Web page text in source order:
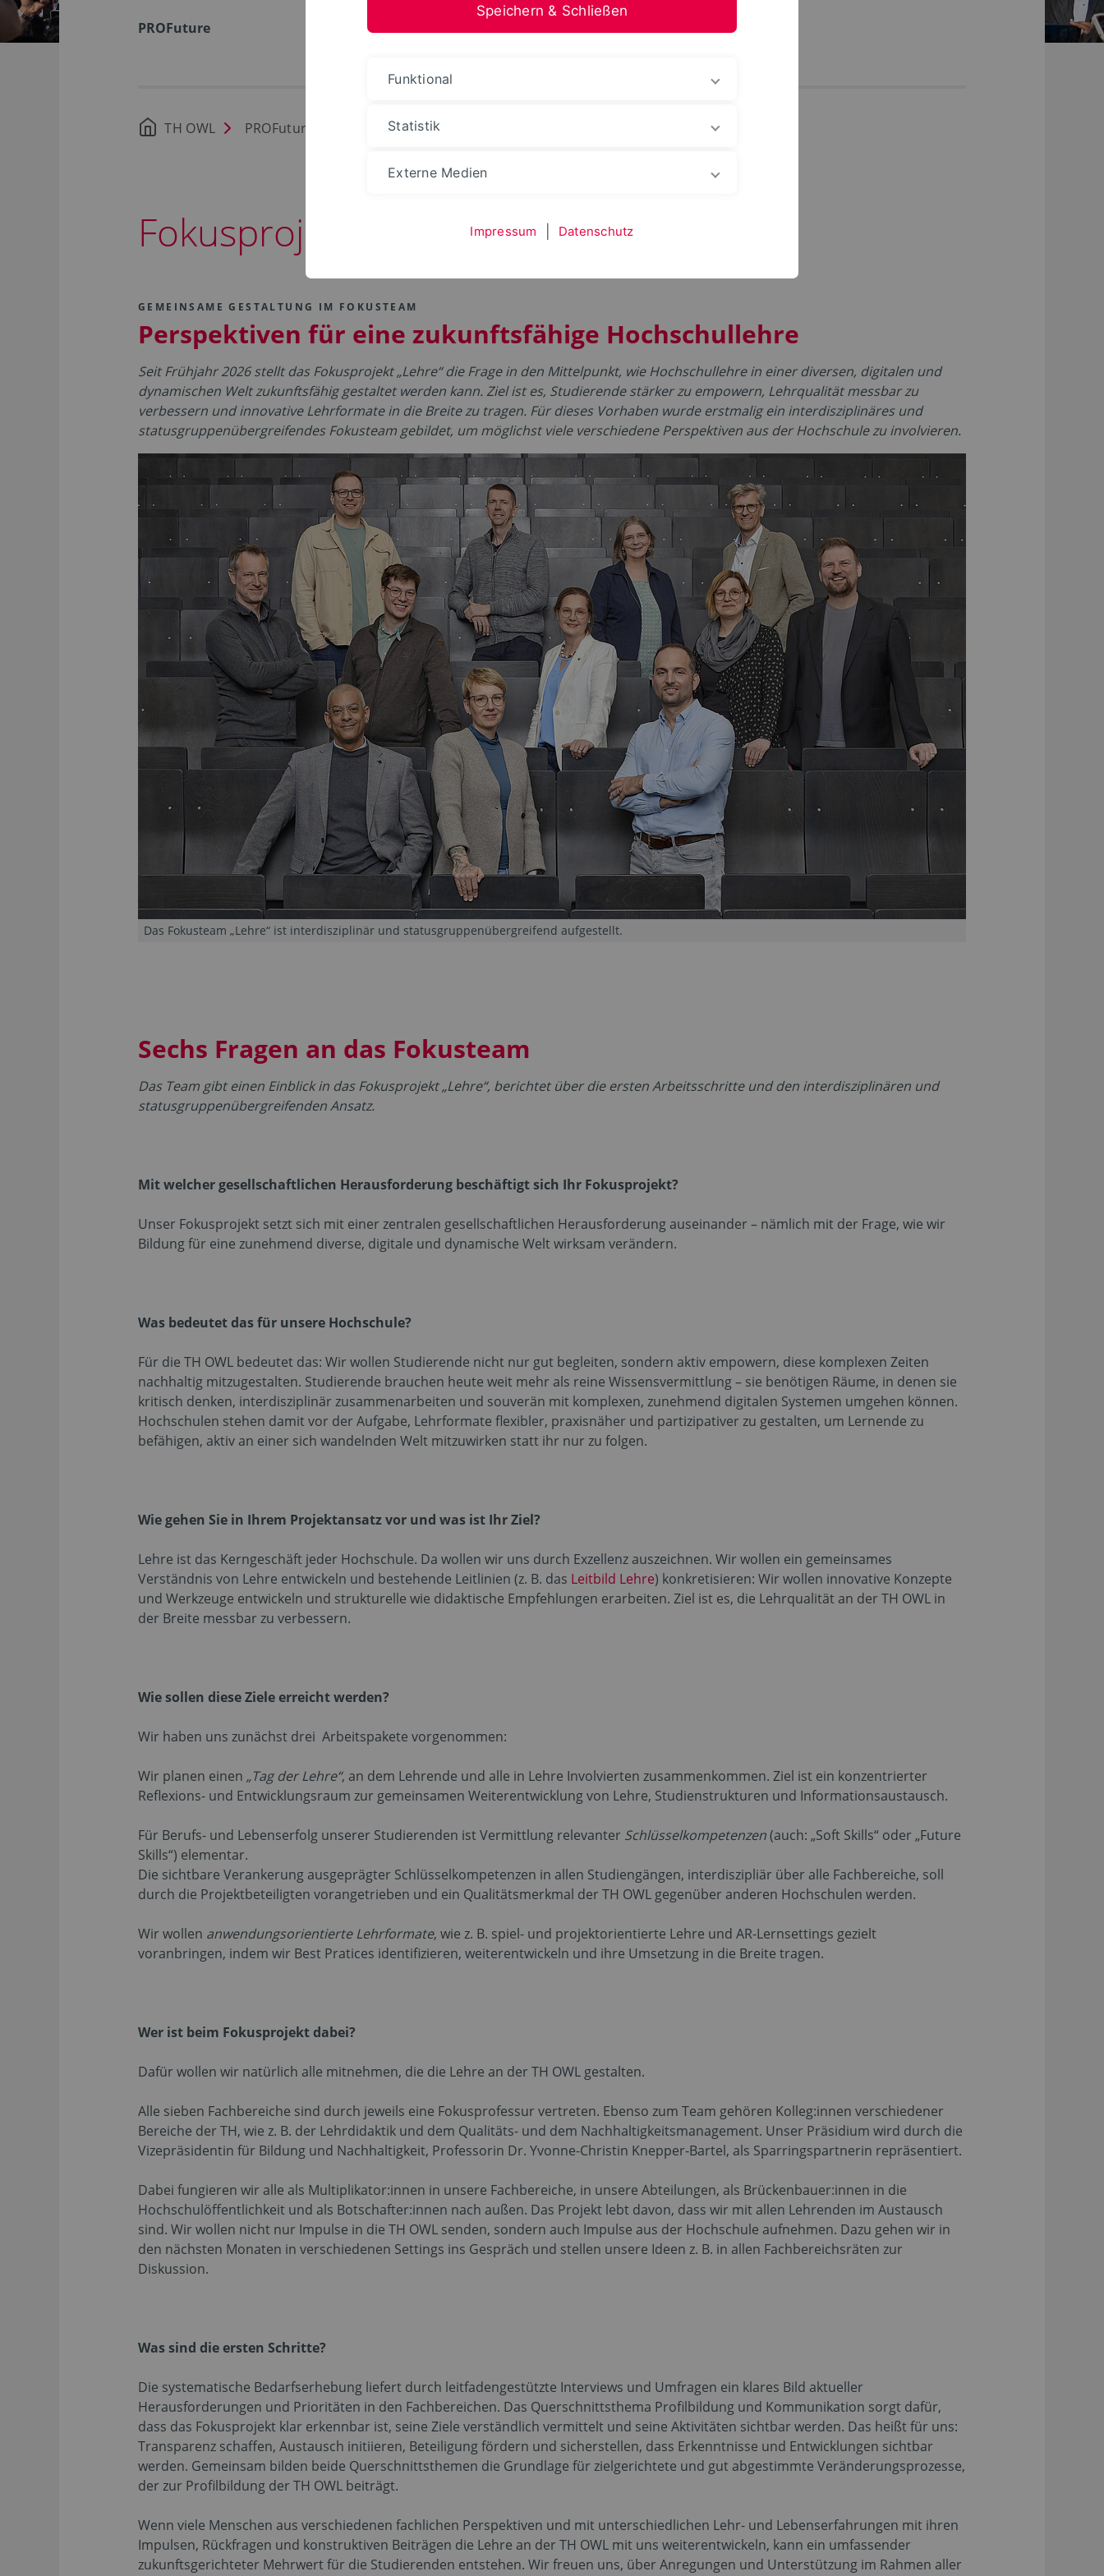
PROFuture
TH OWL PROFuture Zukunftsthemen
Fokusprojekt „Lehre“
GEMEINSAME GESTALTUNG IM FOKUSTEAM
Perspektiven für eine zukunftsfähige Hochschullehre
Seit Frühjahr 2026 stellt das Fokusprojekt „Lehre“ die Frage in den Mittelpunkt, wie Hochschullehre in einer diversen, digitalen und
dynamischen Welt zukunftsfähig gestaltet werden kann. Ziel ist es, Studierende stärker zu empowern, Lehrqualität messbar zu
verbessern und innovative Lehrformate in die Breite zu tragen. Für dieses Vorhaben wurde erstmalig ein interdisziplinäres und
statusgruppenübergreifendes Fokusteam gebildet, um möglichst viele verschiedene Perspektiven aus der Hochschule zu involvieren.
Das Fokusteam „Lehre“ ist interdisziplinär und statusgruppenübergreifend aufgestellt.
Sechs Fragen an das Fokusteam
Das Team gibt einen Einblick in das Fokusprojekt „Lehre“, berichtet über die ersten Arbeitsschritte und den interdisziplinären und
statusgruppenübergreifenden Ansatz.
Mit welcher gesellschaftlichen Herausforderung beschäftigt sich Ihr Fokusprojekt?
Unser Fokusprojekt setzt sich mit einer zentralen gesellschaftlichen Herausforderung auseinander – nämlich mit der Frage, wie wir
Bildung für eine zunehmend diverse, digitale und dynamische Welt wirksam verändern.
Was bedeutet das für unsere Hochschule?
Für die TH OWL bedeutet das: Wir wollen Studierende nicht nur gut begleiten, sondern aktiv empowern, diese komplexen Zeiten
nachhaltig mitzugestalten. Studierende brauchen heute weit mehr als reine Wissensvermittlung – sie benötigen Räume, in denen sie
kritisch denken, interdisziplinär zusammenarbeiten und souverän mit komplexen, zunehmend digitalen Systemen umgehen können.
Hochschulen stehen damit vor der Aufgabe, Lehrformate flexibler, praxisnäher und partizipativer zu gestalten, um Lernende zu
befähigen, aktiv an einer sich wandelnden Welt mitzuwirken statt ihr nur zu folgen.
Wie gehen Sie in Ihrem Projektansatz vor und was ist Ihr Ziel?
Lehre ist das Kerngeschäft jeder Hochschule. Da wollen wir uns durch Exzellenz auszeichnen. Wir wollen ein gemeinsames
Verständnis von Lehre entwickeln und bestehende Leitlinien (z. B. das Leitbild Lehre) konkretisieren: Wir wollen innovative Konzepte
und Werkzeuge entwickeln und strukturelle wie didaktische Empfehlungen erarbeiten. Ziel ist es, die Lehrqualität an der TH OWL in
der Breite messbar zu verbessern.
Wie sollen diese Ziele erreicht werden?
Wir haben uns zunächst drei Arbeitspakete vorgenommen:
Wir planen einen „Tag der Lehre“, an dem Lehrende und alle in Lehre Involvierten zusammenkommen. Ziel ist ein konzentrierter
Reflexions- und Entwicklungsraum zur gemeinsamen Weiterentwicklung von Lehre, Studienstrukturen und Informationsaustausch.
Für Berufs- und Lebenserfolg unserer Studierenden ist Vermittlung relevanter Schlüsselkompetenzen(auch: „Soft Skills“ oder „Future
Skills“) elementar.
Die sichtbare Verankerung ausgeprägter Schlüsselkompetenzen in allen Studiengängen, interdiszipliär über alle Fachbereiche, soll
durch die Projektbeteiligten vorangetrieben und ein Qualitätsmerkmal der TH OWL gegenüber anderen Hochschulen werden.
Wir wollen anwendungsorientierte Lehrformate, wie z. B. spiel- und projektorientierte Lehre und AR-Lernsettings gezielt
voranbringen, indem wir Best Pratices identifizieren, weiterentwickeln und ihre Umsetzung in die Breite tragen.
Wer ist beim Fokusprojekt dabei?
Dafür wollen wir natürlich alle mitnehmen, die die Lehre an der TH OWL gestalten.
Alle sieben Fachbereiche sind durch jeweils eine Fokusprofessur vertreten. Ebenso zum Team gehören Kolleg:innen verschiedener
Bereiche der TH, wie z. B. der Lehrdidaktik und dem Qualitäts- und dem Nachhaltigkeitsmanagement. Unser Präsidium wird durch die
Vizepräsidentin für Bildung und Nachhaltigkeit, Professorin Dr. Yvonne-Christin Knepper-Bartel, als Sparringspartnerin repräsentiert.
Dabei fungieren wir alle als Multiplikator:innen in unsere Fachbereiche, in unsere Abteilungen, als Brückenbauer:innen in die
Hochschulöffentlichkeit und als Botschafter:innen nach außen. Das Projekt lebt davon, dass wir mit allen Lehrenden im Austausch
sind. Wir wollen nicht nur Impulse in die TH OWL senden, sondern auch Impulse aus der Hochschule aufnehmen. Dazu gehen wir in
den nächsten Monaten in verschiedenen Settings ins Gespräch und stellen unsere Ideen z. B. in allen Fachbereichsräten zur
Diskussion.
Was sind die ersten Schritte?
Die systematische Bedarfserhebung liefert durch leitfadengestützte Interviews und Umfragen ein klares Bild aktueller
Herausforderungen und Prioritäten in den Fachbereichen. Das Querschnittsthema Profilbildung und Kommunikation sorgt dafür,
dass das Fokusprojekt klar erkennbar ist, seine Ziele verständlich vermittelt und seine Aktivitäten sichtbar werden. Das heißt für uns:
Transparenz schaffen, Austausch initiieren, Beteiligung fördern und sicherstellen, dass Erkenntnisse und Entwicklungen sichtbar
werden. Gemeinsam bilden beide Querschnittsthemen die Grundlage für zielgerichtete und gut abgestimmte Veränderungsprozesse,
der zur Profilbildung der TH OWL beiträgt.
Wenn viele Menschen aus verschiedenen fachlichen Perspektiven und mit unterschiedlichen Lehr- und Lebenserfahrungen mit ihren
Impulsen, Rückfragen und konstruktiven Beiträgen die Lehre an der TH OWL mit uns weiterentwickeln, kann ein umfassender
zukunftsgerichteter Mehrwert für die Studierenden entstehen. Wir freuen uns, über Anregungen und Unterstützung im Rahmen aller
Speichern & Schließen
Funktional
Statistik
Externe Medien
Impressum Datenschutz